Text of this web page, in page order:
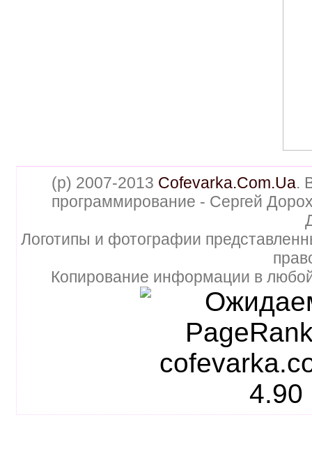
(p) 2007-2013 Cofevarka.Com.Ua.
программирование - Сергей
Логотипы и фотографии
Копирование информации в